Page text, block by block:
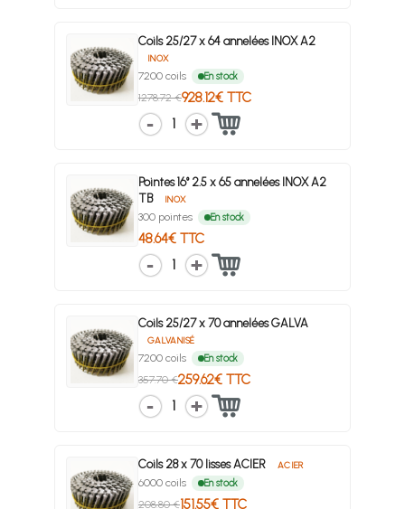
Coils 25/27 x 64 annelées INOX A2
INOX
7200 coils En stock
1278.72 €928.12€ TTC
1
Pointes 16° 2.5 x 65 annelées INOX A2
TB
INOX
300 pointes En stock
48.64€ TTC
1
Coils 25/27 x 70 annelées GALVA
GALVANISÉ
7200 coils En stock
357.70 €259.62€ TTC
1
Coils 28 x 70 lisses ACIER ACIER
6000 coils En stock
208.80 €151.55€ TTC